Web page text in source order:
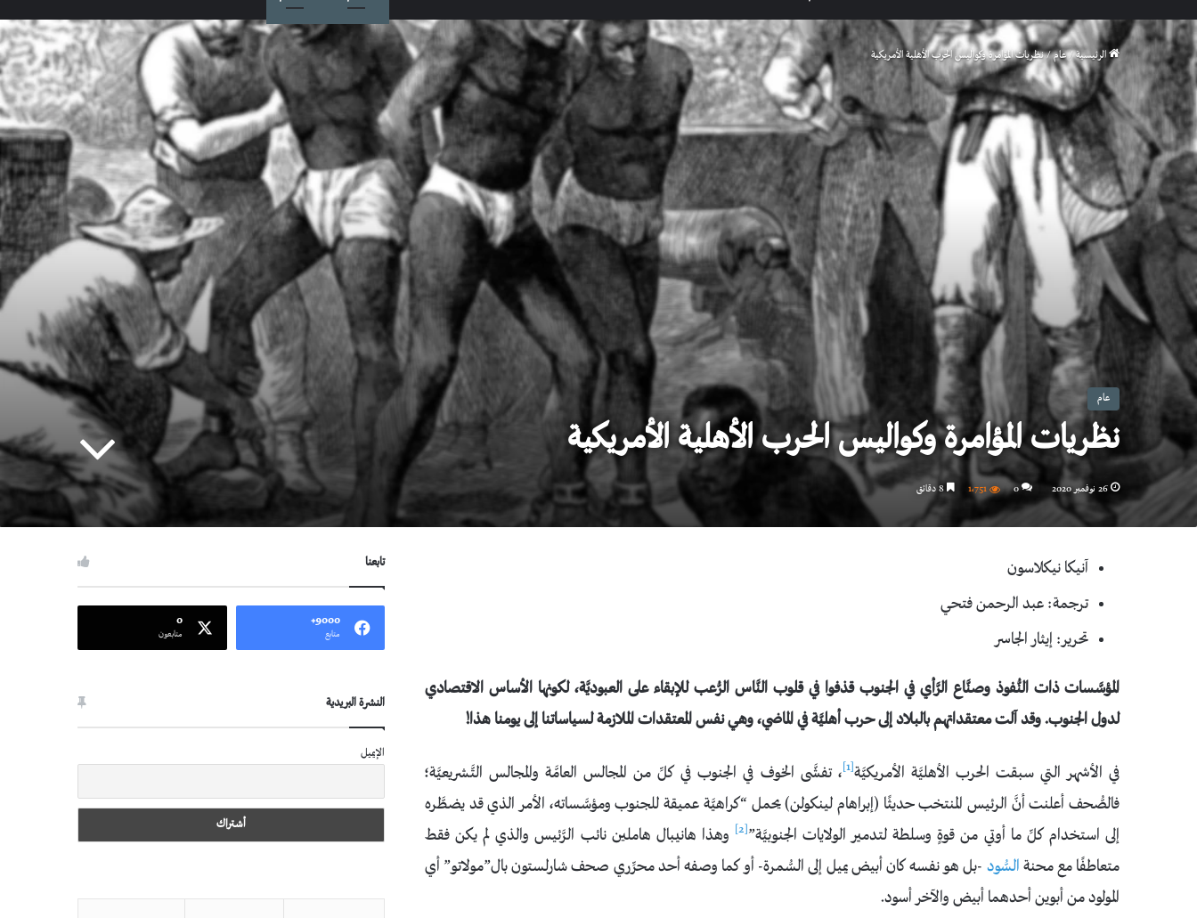
الرئيسية / عام / نظريات المؤامرة وكواليس الحرب الأهلية الأمريكية
عام
نظريات المؤامرة وكواليس الحرب الأهلية الأمريكية
26 نوفمبر 2020 0 1٬751
آنيكا نيكلاسون
ترجمة: عبد الرحمن فتحي
تحرير: إيثار الجاسر
المؤسَّسات ذات النُّفوذ وصنَّاع الرَّأي في الجنوب قذفوا في قلوب النَّاس الرُّعب للإبقاء على العبوديَّة، لكونها الأساس الاقتصادي
لدول الجنوب. وقد آلت معتقداتهم بالبلاد إلى حرب أهليَّة في الماضي، وهي نفس المعتقدات الملازمة لسياساتنا إلى يومنا هذا!
في الأشهر التي سبقت الحرب الأهليَّة الأمريكيَّة[1] ، تفشَّى الخوف في الجنوب في كلِّ من المجالس العامَّة والمجالس التَّشريعيَّة؛
فالصُّحف أعلنت أنَّ الرئيس المنتخب حديثًا (إبراهام لينكولن) يحمل “كراهيَّة عميقة للجنوب ومؤسَّساته، الأمر الذي قد يضطَّره
إلى استخدام كلِّ ما أوتي من قوةٍ وسلطة لتدمير الولايات الجنوبيَّة”[2]
وهذا هانيبال هاملين نائب الرَّئيس والذي لم يكن فقط
متعاطفًا مع محنة السُّود -بل هو نفسه كان أبيض يميل إلى السُّمرة- أو كما وصفه أحد محرِّري صحف شارلستون بال”مولاتو” أي
المولود من أبوين أحدهما أبيض والآخر أسود.
تابعنا
9000+
متابع
0
متابعون
النشرة البريدية
الإيميل